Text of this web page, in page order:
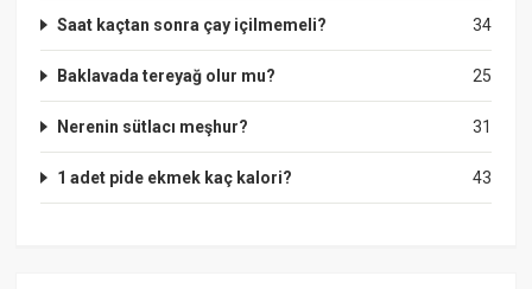
34
Saat kaçtan sonra çay içilmemeli?
25
Baklavada tereyağ olur mu?
31
Nerenin sütlacı meşhur?
43
1 adet pide ekmek kaç kalori?